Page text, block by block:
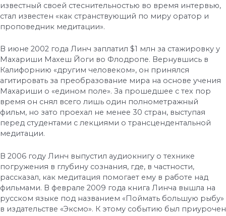
известный своей стеснительностью во время интервью,
стал известен «как странствующий по миру оратор и
проповедник медитации».
В июне 2002 года Линч заплатил $1 млн за стажировку у
Махариши Махеш Йоги во Флодропе. Вернувшись в
Калифорнию «другим человеком», он принялся
агитировать за преобразование мира на основе учения
Махариши о «едином поле». За прошедшее с тех пор
время он снял всего лишь один полнометражный
фильм, но зато проехал не менее 30 стран, выступая
перед студентами с лекциями о трансцендентальной
медитации.
В 2006 году Линч выпустил аудиокнигу о технике
погружения в глубину сознания, где, в частности,
рассказал, как медитация помогает ему в работе над
фильмами. В феврале 2009 года книга Линча вышла на
русском языке под названием «Поймать большую рыбу»
в издательстве «Эксмо». К этому событию был приурочен